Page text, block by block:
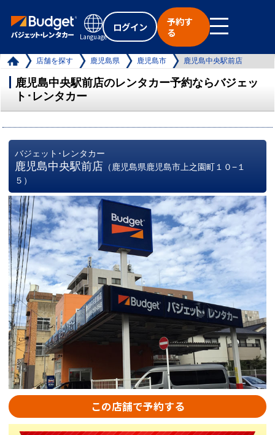
Language
ログイン
予約す
る
店舗を探す 鹿児島県 鹿児島市 鹿児島中央駅前店
鹿児島中央駅前店のレンタカー予約ならバジェッ
ト･レンタカー
バジェット･レンタカー
鹿児島中央駅前店 （鹿児島県鹿児島市上之園町１０−１
５）
この店舗で予約する